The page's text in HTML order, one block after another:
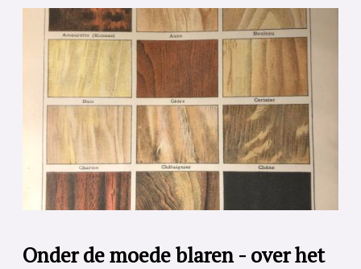
Onder de moede blaren - over het